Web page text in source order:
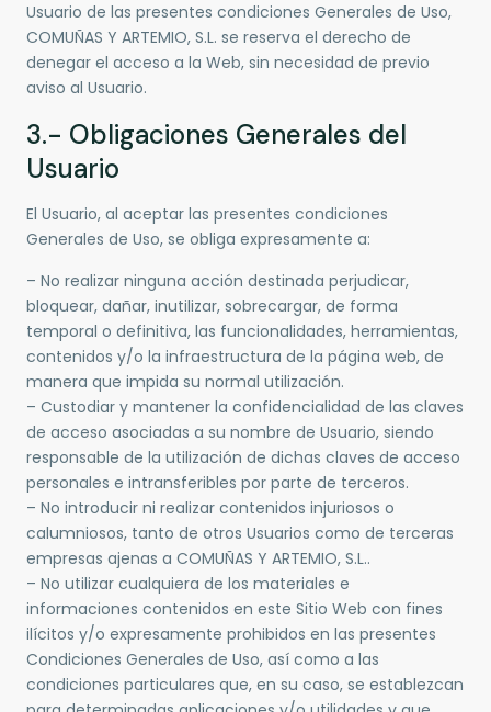
Usuario de las presentes condiciones Generales de Uso,
COMUÑAS Y ARTEMIO, S.L. se reserva el derecho de
denegar el acceso a la Web, sin necesidad de previo
aviso al Usuario.
3.- Obligaciones Generales del
Usuario
El Usuario, al aceptar las presentes condiciones
Generales de Uso, se obliga expresamente a:
– No realizar ninguna acción destinada perjudicar,
bloquear, dañar, inutilizar, sobrecargar, de forma
temporal o definitiva, las funcionalidades, herramientas,
contenidos y/o la infraestructura de la página web, de
manera que impida su normal utilización.
– Custodiar y mantener la confidencialidad de las claves
de acceso asociadas a su nombre de Usuario, siendo
responsable de la utilización de dichas claves de acceso
personales e intransferibles por parte de terceros.
– No introducir ni realizar contenidos injuriosos o
calumniosos, tanto de otros Usuarios como de terceras
empresas ajenas a COMUÑAS Y ARTEMIO, S.L..
– No utilizar cualquiera de los materiales e
informaciones contenidos en este Sitio Web con fines
ilícitos y/o expresamente prohibidos en las presentes
Condiciones Generales de Uso, así como a las
condiciones particulares que, en su caso, se establezcan